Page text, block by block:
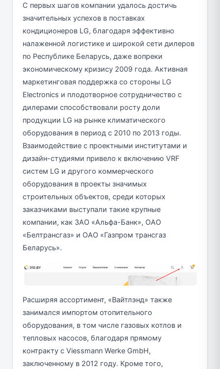
С первых шагов компании удалось достичь
значительных успехов в поставках
кондиционеров LG, благодаря эффективно
налаженной логистике и широкой сети дилеров
по Республике Беларусь, даже вопреки
экономическому кризису 2009 года. Активная
маркетинговая поддержка со стороны LG
Electronics и плодотворное сотрудничество с
дилерами способствовали росту доли
продукции LG на рынке климатического
оборудования в период с 2010 по 2013 годы.
Взаимодействие с проектными институтами и
дизайн-студиями привело к включению VRF
систем LG и другого коммерческого
оборудования в проекты значимых
строительных объектов, среди которых
заказчиками выступали такие крупные
компании, как ЗАО «Альфа-Банк», ОАО
«Белтрансгаз» и ОАО «Газпром трансгаз
Беларусь».
Расширяя ассортимент, «Вайтлэнд» также
занимался импортом отопительного
оборудования, в том числе газовых котлов и
тепловых насосов, благодаря прямому
контракту с Viessmann Werke GmbH,
заключенному в 2012 году. Кроме того,